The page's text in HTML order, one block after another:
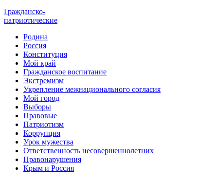
Гражданско-
патриотические
Родина
Россия
Конституция
Мой край
Гражданское воспитание
Экстремизм
Укрепление межнационального согласия
Мой город
Выборы
Правовые
Патриотизм
Коррупция
Урок мужества
Ответственность несовершеннолетних
Правонарушения
Крым и Россия